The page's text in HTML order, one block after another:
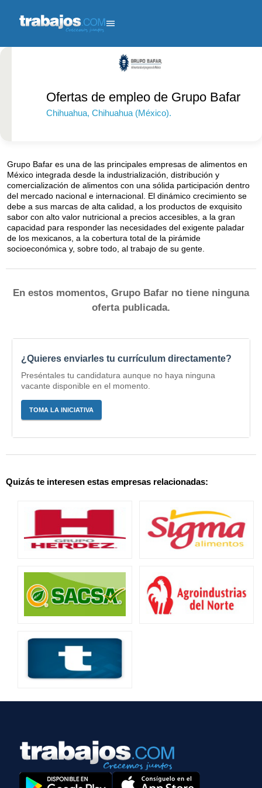
Ofertas de empleo de Grupo Bafar
Chihuahua, Chihuahua (México).
Grupo Bafar es una de las principales empresas de alimentos en
México integrada desde la industrialización, distribución y
comercialización de alimentos con una sólida participación dentro
del mercado nacional e internacional. El dinámico crecimiento se
debe a sus marcas de alta calidad, a los productos de exquisito
sabor con alto valor nutricional a precios accesibles, a la gran
capacidad para responder las necesidades del exigente paladar
de los mexicanos, a la cobertura total de la pirámide
socioeconómica y, sobre todo, al trabajo de su gente.
En estos momentos, Grupo Bafar no tiene ninguna
oferta publicada.
¿Quieres enviarles tu currículum directamente?
Preséntales tu candidatura aunque no haya ninguna
vacante disponible en el momento.
TOMA LA INICIATIVA
Quizás te interesen estas empresas relacionadas: